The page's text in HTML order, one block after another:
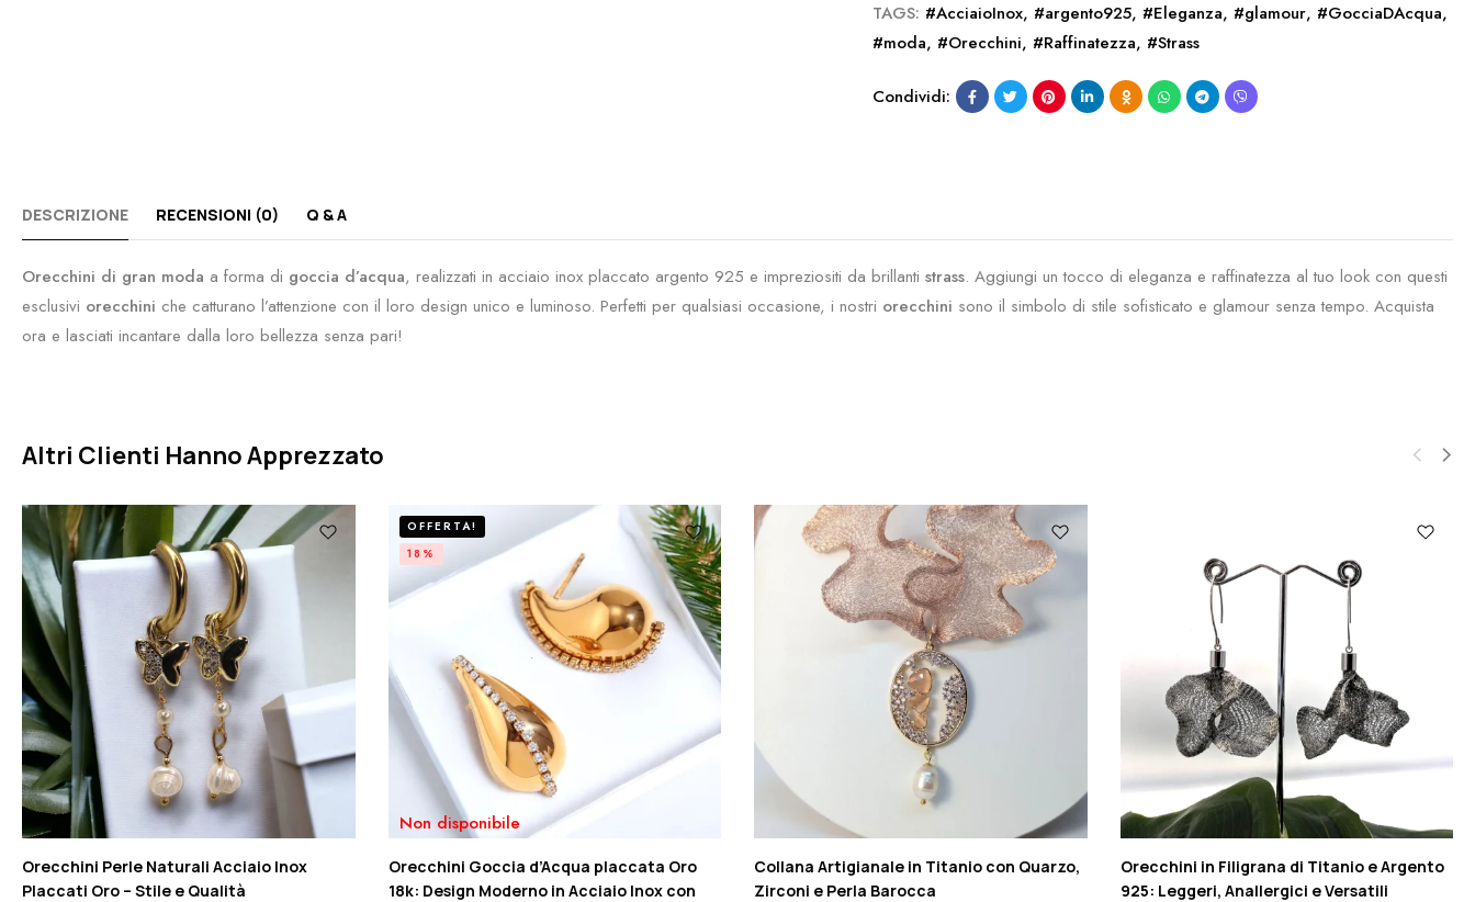
TAGS: #AcciaioInox, #argento925, #Eleganza, #glamour, #GocciaDAcqua,
#moda, #Orecchini, #Raffinatezza, #Strass
Condividi:
DESCRIZIONE RECENSIONI (0) Q & A
Orecchini di gran moda a forma di goccia d’acqua, realizzati in acciaio inox placcato argento 925 e impreziositi da brillanti strass. Aggiungi un tocco di eleganza e raffinatezza al tuo look con questi
esclusivi orecchini che catturano l’attenzione con il loro design unico e luminoso. Perfetti per qualsiasi occasione, i nostri orecchini sono il simbolo di stile sofisticato e glamour senza tempo. Acquista
ora e lasciati incantare dalla loro bellezza senza pari!
Altri Clienti Hanno Apprezzato
Orecchini Perle Naturali Acciaio Inox
Placcati Oro – Stile e Qualità
Non disponibile
OFFERTA!
18%
Orecchini Goccia d’Acqua placcata Oro
18k: Design Moderno in Acciaio Inox con
Collana Artigianale in Titanio con Quarzo,
Zirconi e Perla Barocca
Orecchini in Filigrana di Titanio e Argento
925: Leggeri, Anallergici e Versatili